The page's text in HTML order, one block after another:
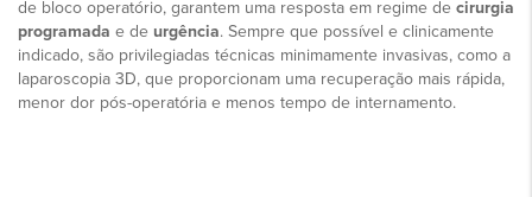
de bloco operatório, garantem uma resposta em regime de cirurgia
programada e de urgência. Sempre que possível e clinicamente
indicado, são privilegiadas técnicas minimamente invasivas, como a
laparoscopia 3D, que proporcionam uma recuperação mais rápida,
menor dor pós-operatória e menos tempo de internamento.